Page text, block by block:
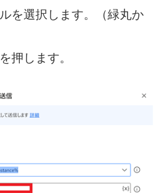
を選択します。（緑丸か
押します。